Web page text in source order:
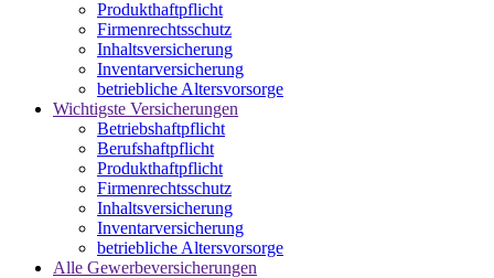
Produkthaftpflicht
Firmenrechtsschutz
Inhaltsversicherung
Inventarversicherung
betriebliche Altersvorsorge
Wichtigste Versicherungen
Betriebshaftpflicht
Berufshaftpflicht
Produkthaftpflicht
Firmenrechtsschutz
Inhaltsversicherung
Inventarversicherung
betriebliche Altersvorsorge
Alle Gewerbeversicherungen